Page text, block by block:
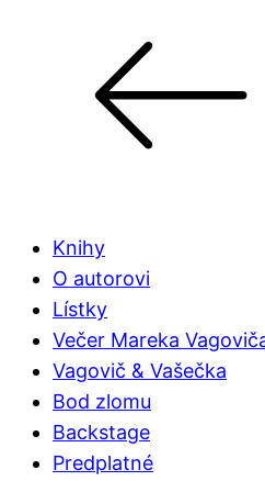
Knihy
O autorovi
Lístky
Večer Mareka
Vagovič & Vašečka
Bod zlomu
Backstage
Predplatné